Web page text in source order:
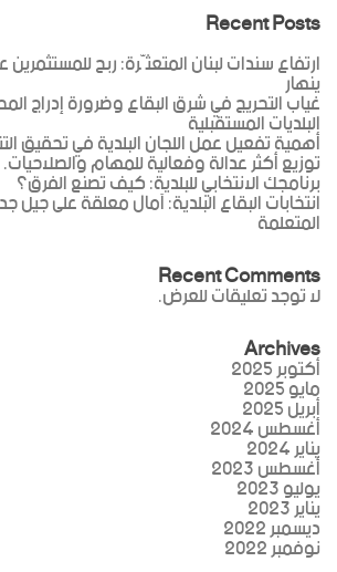
Recent Posts
ارتفاع سندات لبنان المتعثّرة: ربح
ينهار
غياب التحريج في شرق البقاع وضرورة إدراج
البلديات المستقبلية
أهمية تفعيل عمل اللجان البلدية في تحقيق
توزيع أكثر عدالة وفعالية للمهام والصلاحيات.
برنامجك الانتخابي للبلدية: كيف تصنع الفرق؟
انتخابات البقاع البلدية: آمال معلقة على جيل
المتعلمة
Recent Comments
لا توجد تعليقات للعرض.
Archives
أكتوبر 2025
مايو 2025
أبريل 2025
أغسطس 2024
يناير 2024
أغسطس 2023
يوليو 2023
يناير 2023
ديسمبر 2022
نوفمبر 2022